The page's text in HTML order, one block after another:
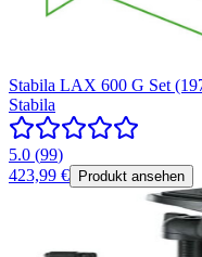
Stabila LAX 600 G Set
Stabila
5.0 (99)
423,99 €
Produkt ansehen